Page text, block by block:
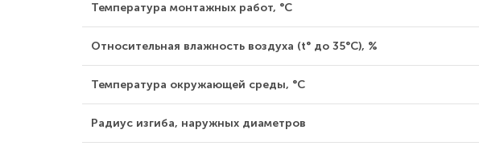
Температура монтажных работ, °С
Относительная влажность воздуха (t° до 35°С), %
Температура окружающей среды, °С
Радиус изгиба, наружных диаметров